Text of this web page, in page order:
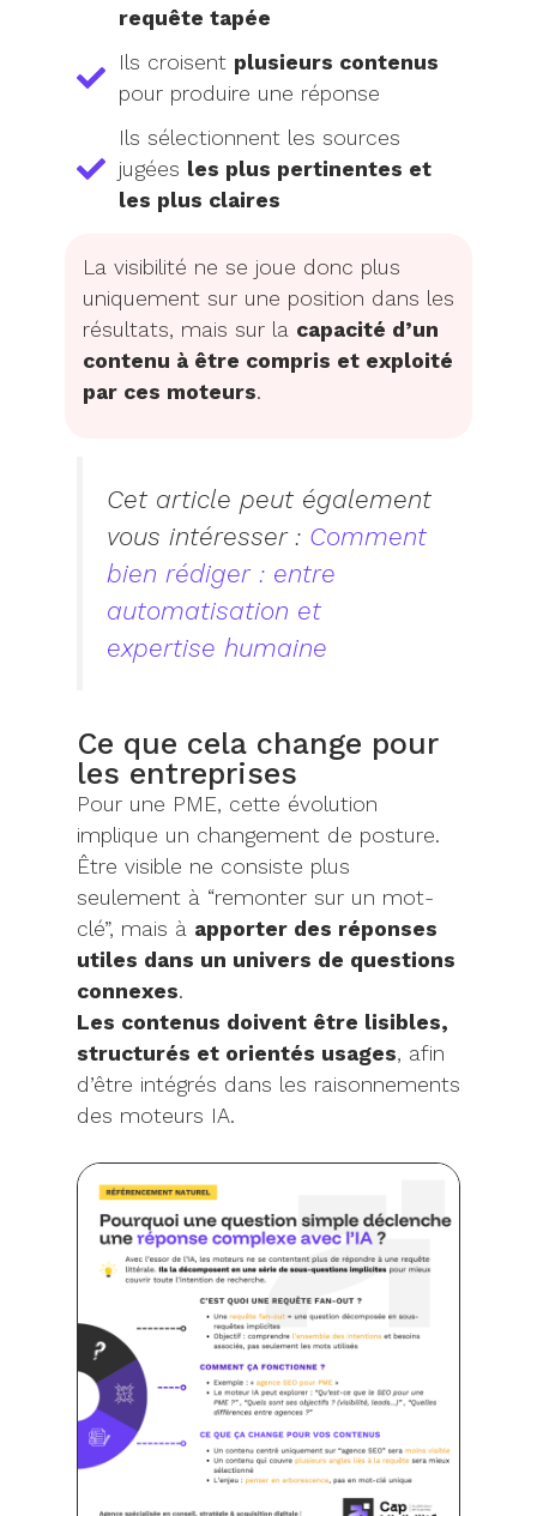
requête tapée
Ils croisent plusieurs contenus
pour produire une réponse
Ils sélectionnent les sources
jugées les plus pertinentes et
les plus claires
La visibilité ne se joue donc plus
uniquement sur une position dans les
résultats, mais sur la capacité d’un
contenu à être compris et exploité
par ces moteurs.
Cet article peut également
vous intéresser : Comment
bien rédiger : entre
automatisation et
expertise humaine
Ce que cela change pour
les entreprises
Pour une PME, cette évolution
implique un changement de posture.
Être visible ne consiste plus
seulement à “remonter sur un mot-
clé”, mais à apporter des réponses
utiles dans un univers de questions
connexes.
Les contenus doivent être lisibles,
structurés et orientés usages, afin
d’être intégrés dans les raisonnements
des moteurs IA.